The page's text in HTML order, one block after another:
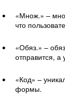
«Множ.» –
что
«Обяз.» –
отправится, а
«Код» –
формы.